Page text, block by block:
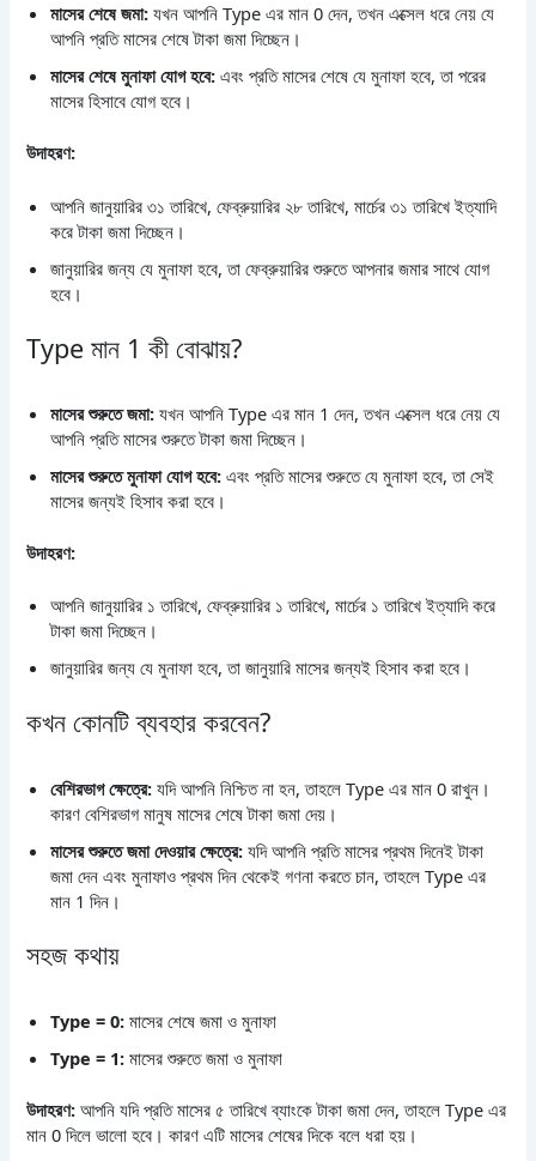
মাসের শেষে জমা: যখন আপনি Type এর মান 0 দেন, তখন এক্সেল ধরে নেয় যে
আপনি প্রতি মাসের শেষে টাকা জমা দিচ্ছেন।
মাসের শেষে মুনাফা যোগ হবে: এবং প্রতি মাসের শেষে যে মুনাফা হবে, তা পরের
মাসের হিসাবে যোগ হবে।
উদাহরণ:
আপনি জানুয়ারির ৩১ তারিখে, ফেব্রুয়ারির ২৮ তারিখে, মার্চের ৩১ তারিখে ইত্যাদি
করে টাকা জমা দিচ্ছেন।
জানুয়ারির জন্য যে মুনাফা হবে, তা ফেব্রুয়ারির শুরুতে আপনার জমার সাথে যোগ
হবে।
Type মান 1 কী বোঝায়?
মাসের শুরুতে জমা: যখন আপনি Type এর মান 1 দেন, তখন এক্সেল ধরে নেয় যে
আপনি প্রতি মাসের শুরুতে টাকা জমা দিচ্ছেন।
মাসের শুরুতে মুনাফা যোগ হবে: এবং প্রতি মাসের শুরুতে যে মুনাফা হবে, তা সেই
মাসের জন্যই হিসাব করা হবে।
উদাহরণ:
আপনি জানুয়ারির ১ তারিখে, ফেব্রুয়ারির ১ তারিখে, মার্চের ১ তারিখে ইত্যাদি করে
টাকা জমা দিচ্ছেন।
জানুয়ারির জন্য যে মুনাফা হবে, তা জানুয়ারি মাসের জন্যই হিসাব করা হবে।
কখন কোনটি ব্যবহার করবেন?
বেশিরভাগ ক্ষেত্রে: যদি আপনি নিশ্চিত না হন, তাহলে Type এর মান 0 রাখুন।
কারণ বেশিরভাগ মানুষ মাসের শেষে টাকা জমা দেয়।
মাসের শুরুতে জমা দেওয়ার ক্ষেত্রে: যদি আপনি প্রতি মাসের প্রথম দিনেই টাকা
জমা দেন এবং মুনাফাও প্রথম দিন থেকেই গণনা করতে চান, তাহলে Type এর
মান 1 দিন।
সহজ কথায়
Type = 0: মাসের শেষে জমা ও মুনাফা
Type = 1: মাসের শুরুতে জমা ও মুনাফা
উদাহরণ: আপনি যদি প্রতি মাসের ৫ তারিখে ব্যাংকে টাকা জমা দেন, তাহলে Type এর
মান 0 দিলে ভালো হবে। কারণ এটি মাসের শেষের দিকে বলে ধরা হয়।